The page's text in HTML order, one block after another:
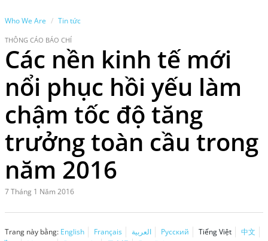
Who We Are Tin tức
THÔNG CÁO BÁO CHÍ
Các nền kinh tế mới
nổi phục hồi yếu làm
chậm tốc độ tăng
trưởng toàn cầu trong
năm 2016
7 Tháng 1 Năm 2016
Trang này bằng: English Français العربية Русский Tiếng Việt
中文